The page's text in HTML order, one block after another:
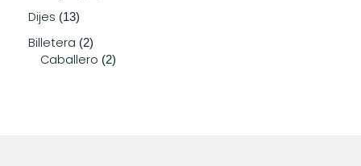
Dijes 13
Billetera 2
Caballero 2